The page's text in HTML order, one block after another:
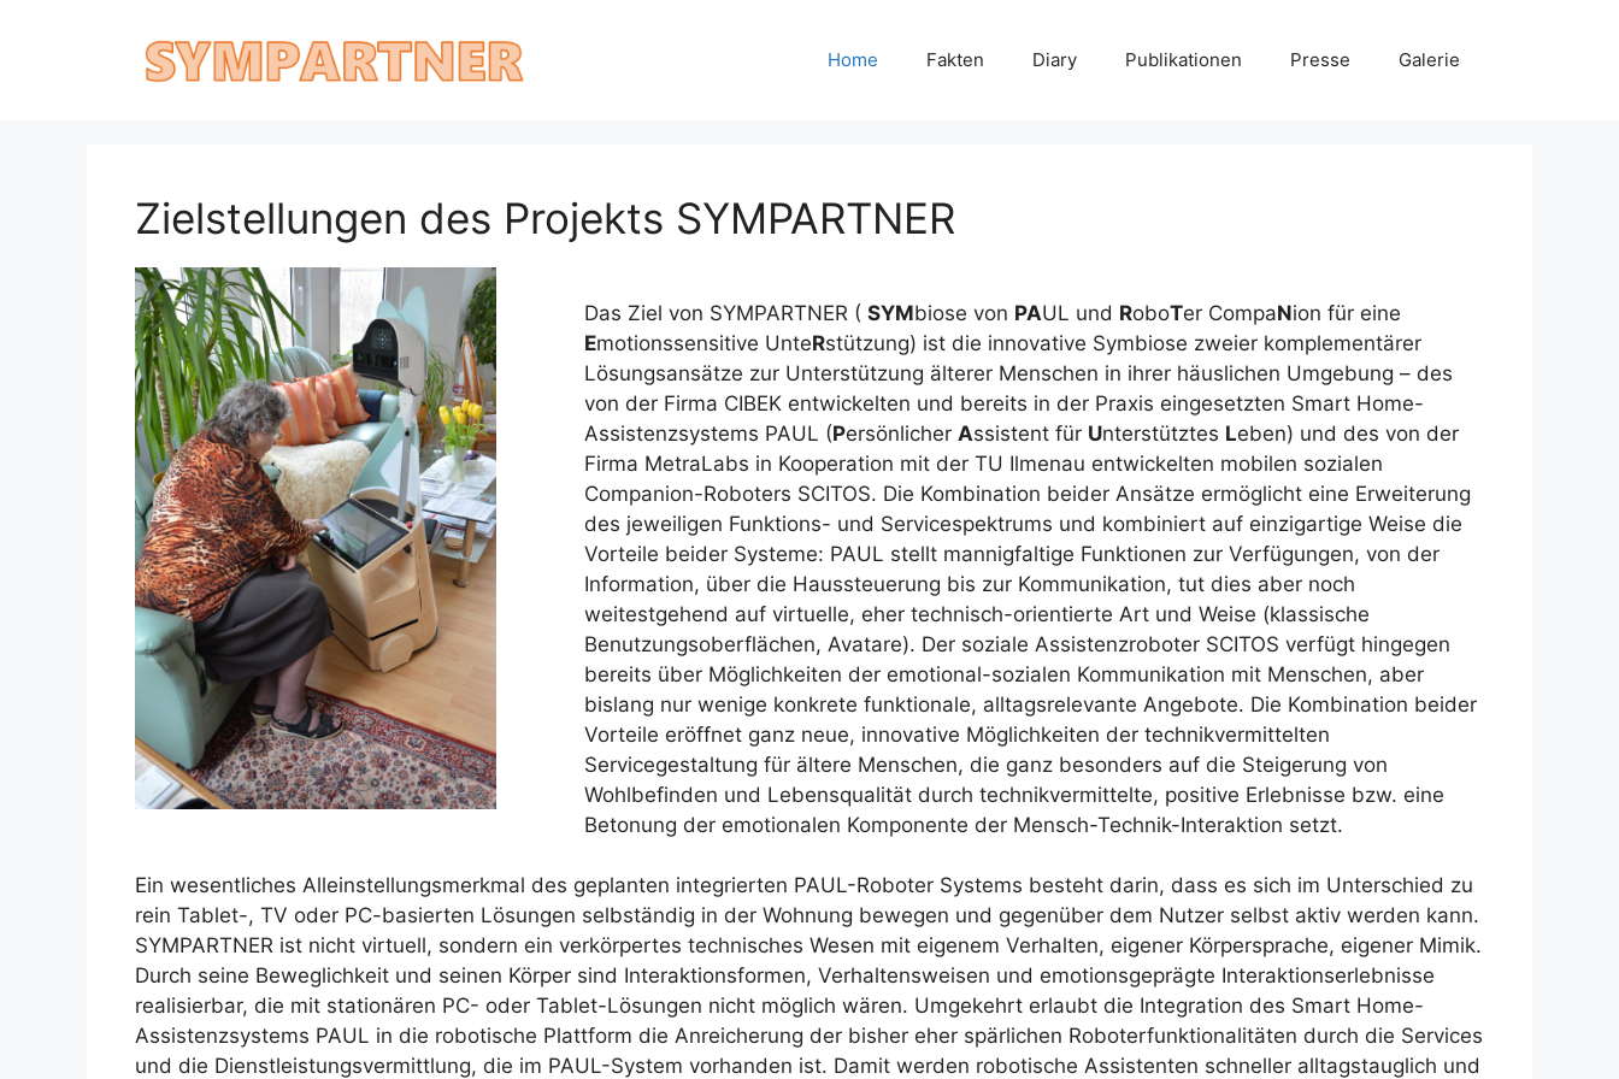
Home Fakten Diary Publikationen Presse Galerie
Zielstellungen des Projekts SYMPARTNER
Das Ziel von SYMPARTNER (SYMbiose von PAUL und RoboTer CompaNion für eine
Emotionssensitive UnteRstützung) ist die innovative Symbiose zweier komplementärer
Lösungsansätze zur Unterstützung älterer Menschen in ihrer häuslichen Umgebung – des
von der Firma CIBEK entwickelten und bereits in der Praxis eingesetzten Smart Home-
Assistenzsystems PAUL (Persönlicher Assistent für Unterstütztes Leben) und des von der
Firma MetraLabs in Kooperation mit der TU Ilmenau entwickelten mobilen sozialen
Companion-Roboters SCITOS. Die Kombination beider Ansätze ermöglicht eine Erweiterung
des jeweiligen Funktions- und Servicespektrums und kombiniert auf einzigartige Weise die
Vorteile beider Systeme: PAUL stellt mannigfaltige Funktionen zur Verfügungen, von der
Information, über die Haussteuerung bis zur Kommunikation, tut dies aber noch
weitestgehend auf virtuelle, eher technisch-orientierte Art und Weise (klassische
Benutzungsoberflächen, Avatare). Der soziale Assistenzroboter SCITOS verfügt hingegen
bereits über Möglichkeiten der emotional-sozialen Kommunikation mit Menschen, aber
bislang nur wenige konkrete funktionale, alltagsrelevante Angebote. Die Kombination beider
Vorteile eröffnet ganz neue, innovative Möglichkeiten der technikvermittelten
Servicegestaltung für ältere Menschen, die ganz besonders auf die Steigerung von
Wohlbefinden und Lebensqualität durch technikvermittelte, positive Erlebnisse bzw. eine
Betonung der emotionalen Komponente der Mensch-Technik-Interaktion setzt.
Ein wesentliches Alleinstellungsmerkmal des geplanten integrierten PAUL-Roboter Systems besteht darin, dass es sich im Unterschied zu
rein Tablet-, TV oder PC-basierten Lösungen selbständig in der Wohnung bewegen und gegenüber dem Nutzer selbst aktiv werden kann.
SYMPARTNER ist nicht virtuell, sondern ein verkörpertes technisches Wesen mit eigenem Verhalten, eigener Körpersprache, eigener Mimik.
Durch seine Beweglichkeit und seinen Körper sind Interaktionsformen, Verhaltensweisen und emotionsgeprägte Interaktionserlebnisse
realisierbar, die mit stationären PC- oder Tablet-Lösungen nicht möglich wären. Umgekehrt erlaubt die Integration des Smart Home-
Assistenzsystems PAUL in die robotische Plattform die Anreicherung der bisher eher spärlichen Roboterfunktionalitäten durch die Services
und die Dienstleistungsvermittlung, die im PAUL-System vorhanden ist. Damit werden robotische Assistenten schneller alltagstauglich und